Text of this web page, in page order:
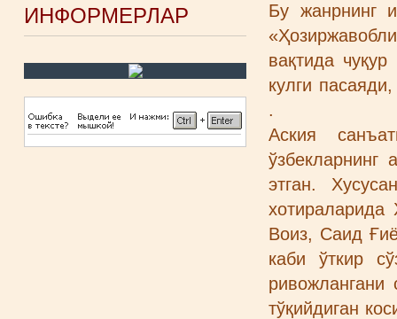
ИНФОРМЕРЛАР
Бу жанрнинг
вақтида
кулги
.
Аския
этган.
Воиз, Саид
каби ўткир
тўқийдиган